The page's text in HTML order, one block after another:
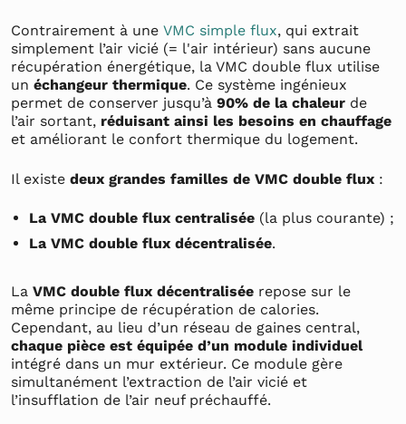
Contrairement à une VMC simple flux, qui extrait
simplement l’air vicié (= l'air intérieur) sans aucune
récupération énergétique, la VMC double flux utilise
un échangeur thermique. Ce système ingénieux
permet de conserver jusqu’à 90% de la chaleur de
l’air sortant, réduisant ainsi les besoins en chauffage
et améliorant le confort thermique du logement.
Il existe deux grandes familles de VMC double flux :
La VMC double flux centralisée (la plus courante) ;
La VMC double flux décentralisée.
La VMC double flux décentralisée repose sur le
même principe de récupération de calories.
Cependant, au lieu d’un réseau de gaines central,
chaque pièce est équipée d’un module individuel
intégré dans un mur extérieur. Ce module gère
simultanément l’extraction de l’air vicié et
l’insufflation de l’air neuf préchauffé.